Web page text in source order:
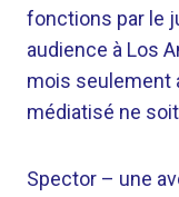
fonctions par le
audience à Los
mois seulement
médiatisé ne
Spector – une